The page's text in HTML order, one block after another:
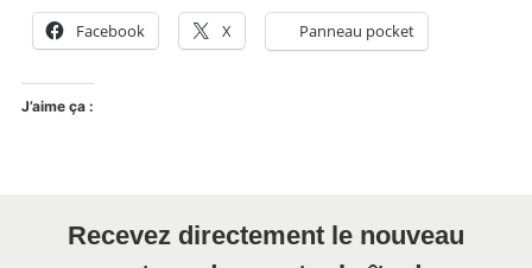
Facebook X Panneau pocket
J’aime ça :
Recevez directement le nouveau